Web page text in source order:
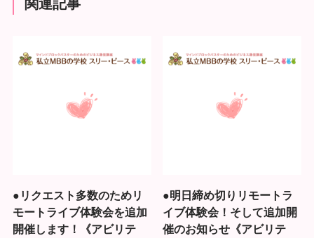
関連記事
●リクエスト多数のためリ
モートライブ体験会を追加
開催します！《アビリテ
●明日締め切りリモートラ
イブ体験会！そして追加開
催のお知らせ《アビリテ